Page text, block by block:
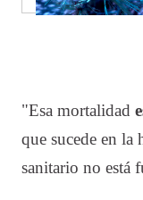
"Esa mortalidad
que sucede en la
sanitario no está